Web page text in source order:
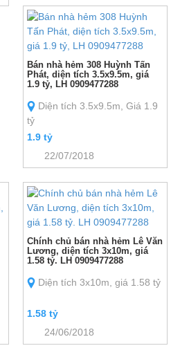
Bán nhà hẻm 308 Huỳnh Tấn
Phát, diện tích 3.5x9.5m, giá
1.9 tỷ, LH 0909477288
Diện tích 3.5x9.5m, Giá 1.9
tỷ
1.9 tỷ
22/07/2018
Chính chủ bán nhà hẻm Lê Văn
Lương, diện tích 3x10m, giá
1.58 tỷ. LH 0909477288
Diện tích 3x10m, giá 1.58 tỷ
1.58 tỷ
24/06/2018